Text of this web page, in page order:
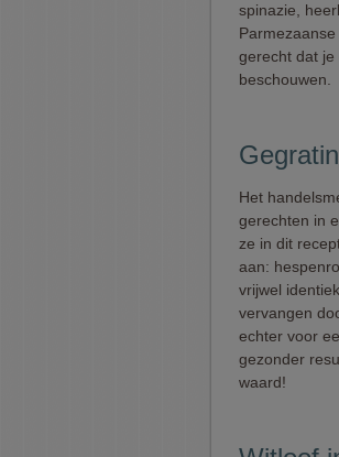
spinazie,
gerecht dat
beschouwen.
Het
gerechten in
ze in dit
aan:
vrijwel
vervangen
echter voor
gezonder
waard!